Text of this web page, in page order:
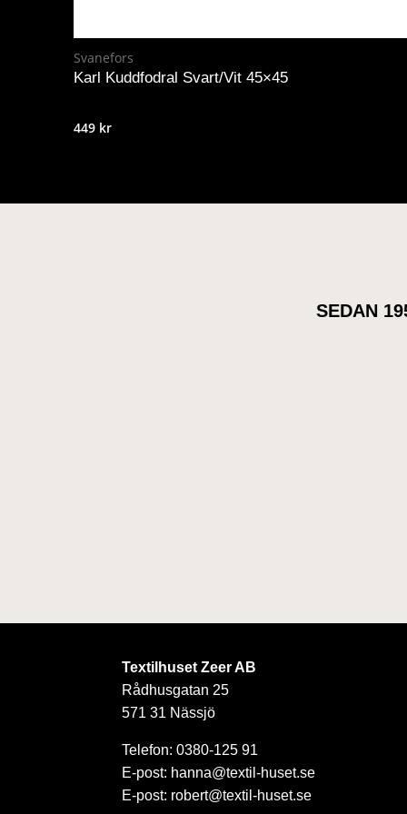
Svanefors
Karl Kuddfodral Svart/Vit 45×45
449 kr
SEDAN
Textilhuset Zeer AB
Rådhusgatan 25
571 31 Nässjö
Telefon: 0380-125 91
E-post: hanna@textil-huset.se
E-post: robert@textil-huset.se